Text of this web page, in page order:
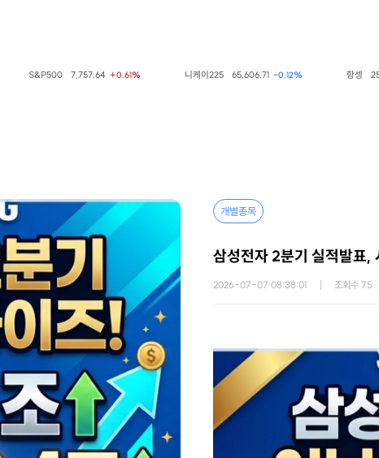
S&P500 7,757.64 +0.61% 니케이225 65,606.71 -0.12% 25,668.03
개별종목
삼성전자 2분기 실적발표,
2026-07-07 08:38:01 조회수 75